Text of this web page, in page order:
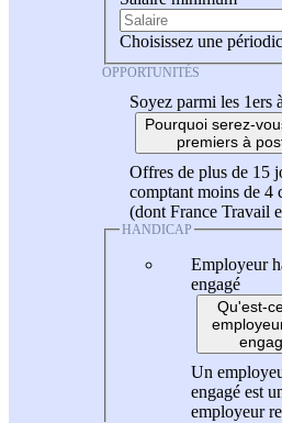
Choisissez une
OPPORTUNITÉS
Soyez parmi les 1ers
Pourquoi serez-
premiers à
Offres de plus de 15
comptant moins de 4
(dont France Travail
HANDICAP
Employeur
engagé
Qu'est-
Un
engagé est
employeur